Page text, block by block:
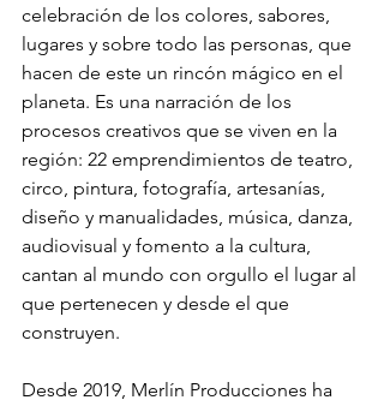
celebración de los colores, sabores,
lugares y sobre todo las personas, que
hacen de este un rincón mágico en el
planeta. Es una narración de los
procesos creativos que se viven en la
región: 22 emprendimientos de teatro,
circo, pintura, fotografía, artesanías,
diseño y manualidades, música, danza,
audiovisual y fomento a la cultura,
cantan al mundo con orgullo el lugar al
que pertenecen y desde el que
construyen.
Desde 2019, Merlín Producciones ha